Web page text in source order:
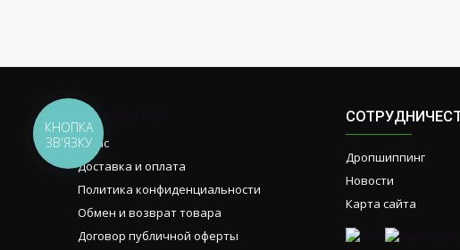
О нас
Доставка и оплата
Политика конфиденциальности
Обмен и возврат товара
Договор публичной оферты
Дропшиппинг
Новости
Карта сайта
КНОПКА
ЗВ'ЯЗКУ